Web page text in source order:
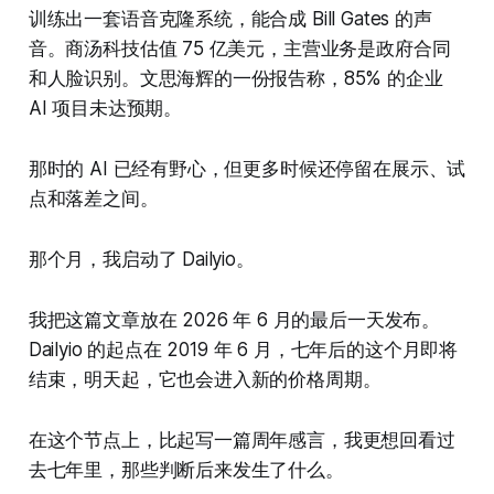
训练出一套语音克隆系统，能合成 Bill Gates 的声
音。商汤科技估值 75 亿美元，主营业务是政府合同
和人脸识别。文思海辉的一份报告称，85% 的企业
AI 项目未达预期。
那时的 AI 已经有野心，但更多时候还停留在展示、试
点和落差之间。
那个月，我启动了 Dailyio。
我把这篇文章放在 2026 年 6 月的最后一天发布。
Dailyio 的起点在 2019 年 6 月，七年后的这个月即将
结束，明天起，它也会进入新的价格周期。
在这个节点上，比起写一篇周年感言，我更想回看过
去七年里，那些判断后来发生了什么。